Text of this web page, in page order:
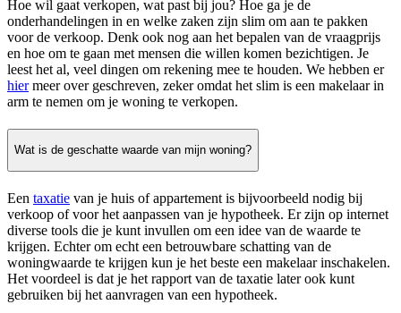
Hoe wil gaat verkopen, wat past bij jou? Hoe ga je de
onderhandelingen in en welke zaken zijn slim om aan te pakken
voor de verkoop. Denk ook nog aan het bepalen van de vraagprijs
en hoe om te gaan met mensen die willen komen bezichtigen. Je
leest het al, veel dingen om rekening mee te houden. We hebben er
hiermeer over geschreven, zeker omdat het slim is een makelaar in
arm te nemen om je woning te verkopen.
Wat is de geschatte waarde van mijn woning?
Een taxatie van je huis of appartement is bijvoorbeeld nodig bij
verkoop of voor het aanpassen van je hypotheek. Er zijn op internet
diverse tools die je kunt invullen om een idee van de waarde te
krijgen. Echter om echt een betrouwbare schatting van de
woningwaarde te krijgen kun je het beste een makelaar inschakelen.
Het voordeel is dat je het rapport van de taxatie later ook kunt
gebruiken bij het aanvragen van een hypotheek.